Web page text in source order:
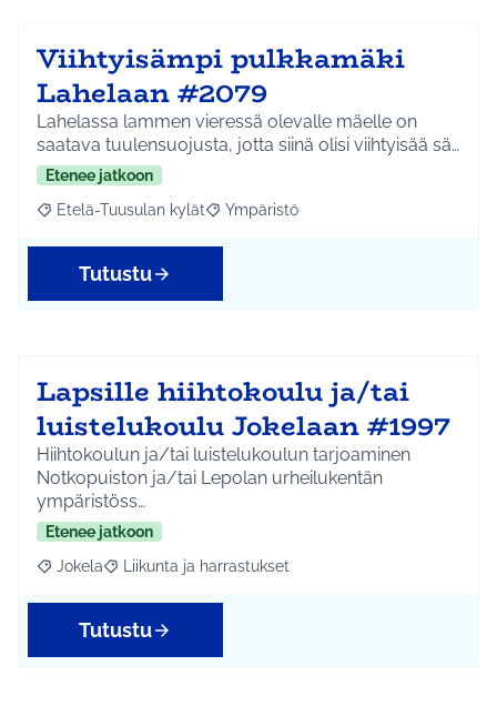
Viihtyisämpi pulkkamäki
Lahelaan #2079
Lahelassa lammen vieressä olevalle mäelle on
saatava tuulensuojusta, jotta siinä olisi viihtyisää sä…
Etenee jatkoon
Rajaa tulokset aihepiirin mukaan: Etelä-Tuusulan kylät
Etelä-Tuusulan kylät Rajaa tulokset teeman mukaan:
Ympäristö
Tutustu
Lapsille hiihtokoulu ja/tai
luistelukoulu Jokelaan #1997
Hiihtokoulun ja/tai luistelukoulun tarjoaminen
Notkopuiston ja/tai Lepolan urheilukentän
ympäristöss…
Etenee jatkoon
Rajaa tulokset aihepiirin mukaan: Jokela
Jokela Rajaa tulokset teeman mukaan: Liikunta ja
Liikunta ja harrastukset
Tutustu